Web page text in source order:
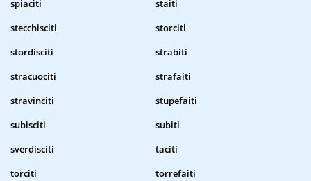
spiaciti
staiti
stecchisciti
storciti
stordisciti
strabiti
stracuociti
strafaiti
stravinciti
stupefaiti
subisciti
subiti
sverdisciti
taciti
torciti
torrefaiti